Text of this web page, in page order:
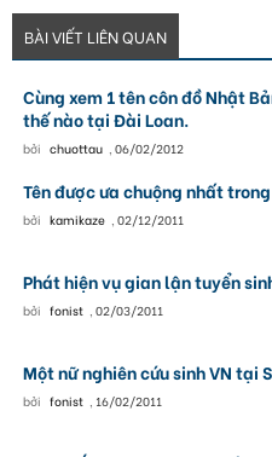
BÀI VIẾT LIÊN QUAN
Cùng xem 1 tên côn đồ Nhật
thế nào tại Đài Loan.
bởi chuottau , 06/02/2012
Tên được ưa chuộng nhất
bởi kamikaze , 02/12/2011
Phát hiện vụ gian lận tuyển
bởi fonist , 02/03/2011
Một nữ nghiên cứu sinh VN tại
bởi fonist , 16/02/2011